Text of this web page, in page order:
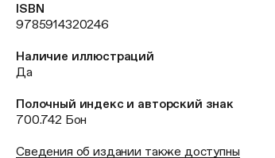
ISBN
9785914320246
Наличие иллюстраций
Да
Полочный индекс и авторский знак
700.742 Бон
Сведения об издании также доступны